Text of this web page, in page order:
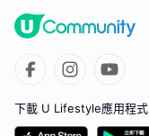
下載 U Lifestyle應用程式